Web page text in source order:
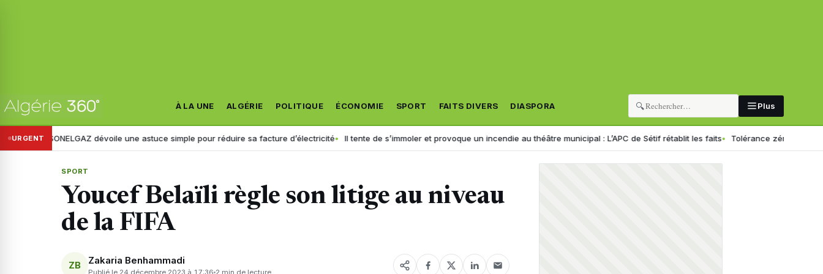
À LA UNE ALGÉRIE POLITIQUE ÉCONOMIE SPORT FAITS DIVERS DIASPORA 🔍 Plus
URGENT
SONELGAZ dévoile une astuce simple pour réduire sa facture d’électricité Il tente de s’immoler et provoque un incendie au théâtre municipal : L’APC de Sétif rétablit les faits Tolérance zéro pour les
SPORT
Youcef Belaïli règle son litige au niveau
de la FIFA
ZB Zakaria Benhammadi
Publié le 24 décembre 2023 à 17:36 2 min de lecture